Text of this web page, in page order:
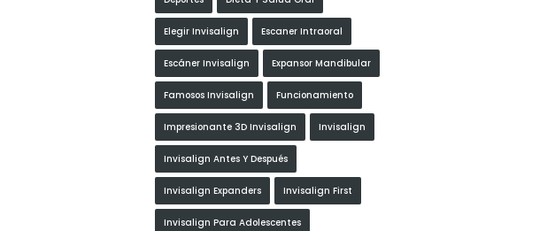
Elegir Invisalign Escaner Intraoral
Escáner Invisalign Expansor Mandibular
Famosos Invisalign Funcionamiento
Impresionante 3D Invisalign Invisalign
Invisalign Antes Y Después
Invisalign Expanders Invisalign First
Invisalign Para Adolescentes